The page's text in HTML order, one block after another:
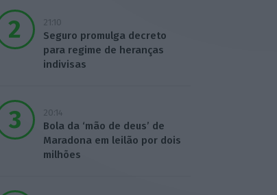
21:10
Seguro promulga decreto
para regime de heranças
indivisas
20:14
Bola da ‘mão de deus’ de
Maradona em leilão por dois
milhões